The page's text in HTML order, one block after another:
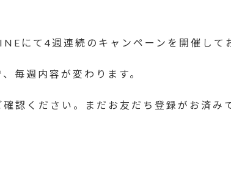
にて4週連続のキャンペーンを開催して
毎週内容が変わります。
認ください。まだお友だち登録がお済み